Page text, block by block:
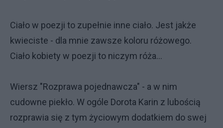
Ciało w poezji to zupełnie inne ciało. Jest jakże
kwieciste - dla mnie zawsze koloru różowego.
Ciało kobiety w poezji to niczym róża...
Wiersz "Rozprawa pojednawcza" - a w nim
cudowne piekło. W ogóle Dorota Karin z lubością
rozprawia się z tym życiowym dodatkiem do swej